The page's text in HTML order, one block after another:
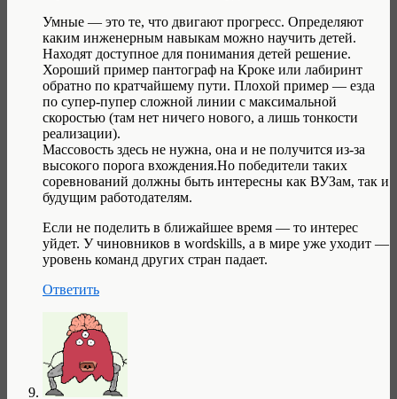
Умные — это те, что двигают прогресс. Определяют
каким инженерным навыкам можно научить детей.
Находят доступное для понимания детей решение.
Хороший пример пантограф на Кроке или лабиринт
обратно по кратчайшему пути. Плохой пример — езда
по супер-пупер сложной линии с максимальной
скоростью (там нет ничего нового, а лишь тонкости
реализации).
Массовость здесь не нужна, она и не получится из-за
высокого порога вхождения.Но победители таких
соревнований должны быть интересны как ВУЗам, так и
будущим работодателям.
Если не поделить в ближайшее время — то интерес
уйдет. У чиновников в wordskills, а в мире уже уходит —
уровень команд других стран падает.
Ответить